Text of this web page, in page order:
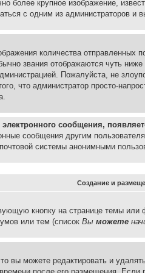
крупное изображение,
с одним из администраторов и
количества
звания отображаются чуть
Пожалуйста, не
что администратор просто-
сообщения,
сообщения другим
системы анонимными
Создание и
кнопку на странице темы
или тем (список Вы можете
можете редактировать и